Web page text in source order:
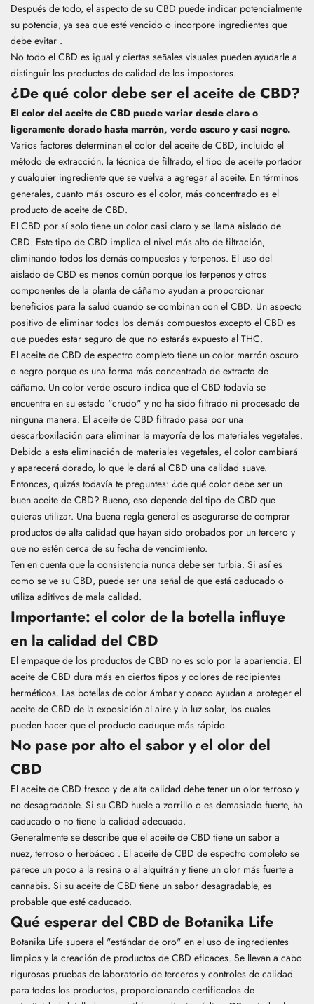
Después de todo, el aspecto de su CBD puede indicar potencialmente
su potencia, ya sea que esté vencido o incorpore ingredientes que
debe evitar .
No todo el CBD es igual y ciertas señales visuales pueden ayudarle a
distinguir los productos de calidad de los impostores.
¿De qué color debe ser el aceite de CBD?
El color del aceite de CBD puede variar desde claro o
ligeramente dorado hasta marrón, verde oscuro y casi negro.
Varios factores determinan el color del aceite de CBD, incluido el
método de extracción, la técnica de filtrado, el tipo de aceite portador
y cualquier ingrediente que se vuelva a agregar al aceite. En términos
generales, cuanto más oscuro es el color, más concentrado es el
producto de aceite de CBD.
El CBD por sí solo tiene un color casi claro y se llama aislado de
CBD. Este tipo de CBD implica el nivel más alto de filtración,
eliminando todos los demás compuestos y terpenos. El uso del
aislado de CBD es menos común porque los terpenos y otros
componentes de la planta de cáñamo ayudan a proporcionar
beneficios para la salud cuando se combinan con el CBD. Un aspecto
positivo de eliminar todos los demás compuestos excepto el CBD es
que puedes estar seguro de que no estarás expuesto al THC.
El aceite de CBD de espectro completo tiene un color marrón oscuro
o negro porque es una forma más concentrada de extracto de
cáñamo. Un color verde oscuro indica que el CBD todavía se
encuentra en su estado "crudo" y no ha sido filtrado ni procesado de
ninguna manera. El aceite de CBD filtrado pasa por una
descarboxilación para eliminar la mayoría de los materiales vegetales.
Debido a esta eliminación de materiales vegetales, el color cambiará
y aparecerá dorado, lo que le dará al CBD una calidad suave.
Entonces, quizás todavía te preguntes: ¿de qué color debe ser un
buen aceite de CBD? Bueno, eso depende del tipo de CBD que
quieras utilizar. Una buena regla general es asegurarse de comprar
productos de alta calidad que hayan sido probados por un tercero y
que no estén cerca de su fecha de vencimiento.
Ten en cuenta que la consistencia nunca debe ser turbia. Si así es
como se ve su CBD, puede ser una señal de que está caducado o
utiliza aditivos de mala calidad.
Importante: el color de la botella influye
en la calidad del CBD
El empaque de los productos de CBD no es solo por la apariencia. El
aceite de CBD dura más en ciertos tipos y colores de recipientes
herméticos. Las botellas de color ámbar y opaco ayudan a proteger el
aceite de CBD de la exposición al aire y la luz solar, los cuales
pueden hacer que el producto caduque más rápido.
No pase por alto el sabor y el olor del
CBD
El aceite de CBD fresco y de alta calidad debe tener un olor terroso y
no desagradable. Si su CBD huele a zorrillo o es demasiado fuerte, ha
caducado o no tiene la calidad adecuada.
Generalmente se describe que el aceite de CBD tiene un sabor a
nuez, terroso o herbáceo . El aceite de CBD de espectro completo se
parece un poco a la resina o al alquitrán y tiene un olor más fuerte a
cannabis. Si su aceite de CBD tiene un sabor desagradable, es
probable que esté caducado.
Qué esperar del CBD de Botanika Life
Botanika Life supera el "estándar de oro" en el uso de ingredientes
limpios y la creación de productos de CBD eficaces. Se llevan a cabo
rigurosas pruebas de laboratorio de terceros y controles de calidad
para todos los productos, proporcionando certificados de